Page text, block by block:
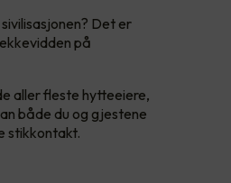
Det er
på
aller fleste hytteeiere,
både du og gjestene
stikkontakt.